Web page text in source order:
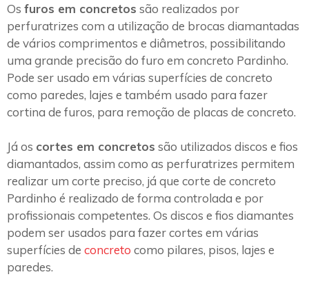
Os furos em concretos são realizados por
perfuratrizes com a utilização de brocas diamantadas
de vários comprimentos e diâmetros, possibilitando
uma grande precisão do furo em concreto Pardinho.
Pode ser usado em várias superfícies de concreto
como paredes, lajes e também usado para fazer
cortina de furos, para remoção de placas de concreto.
Já os cortes em concretos são utilizados discos e fios
diamantados, assim como as perfuratrizes permitem
realizar um corte preciso, já que corte de concreto
Pardinho é realizado de forma controlada e por
profissionais competentes. Os discos e fios diamantes
podem ser usados para fazer cortes em várias
superfícies de concreto como pilares, pisos, lajes e
paredes.